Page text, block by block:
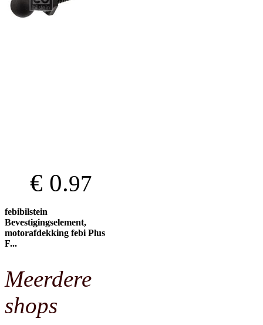
€ 0.97
febibilstein
Bevestigingselement,
motorafdekking febi Plus
F...
Meerdere
shops